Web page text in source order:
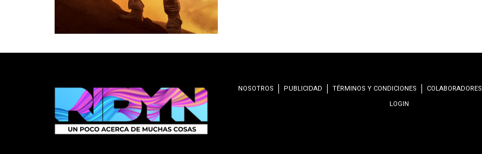
NOSOTROS PUBLICIDAD TÉRMINOS Y CONDICIONES COLABORADORES
LOGIN